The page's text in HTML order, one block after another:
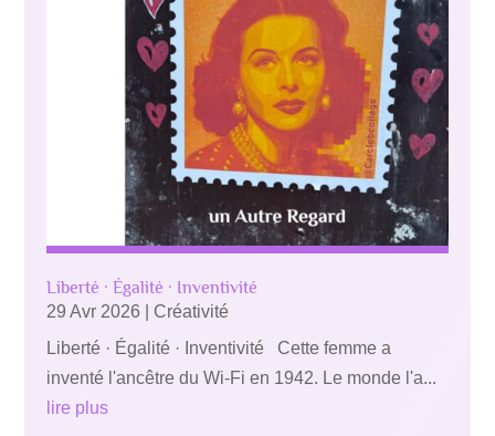
Liberté · Égalité · Inventivité
29 Avr 2026
Créativité
Liberté · Égalité · Inventivité Cette femme a
inventé l'ancêtre du Wi-Fi en 1942. Le monde l'a...
lire plus